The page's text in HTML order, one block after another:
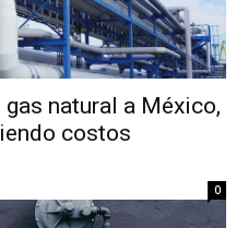
natural a México,
costos
0